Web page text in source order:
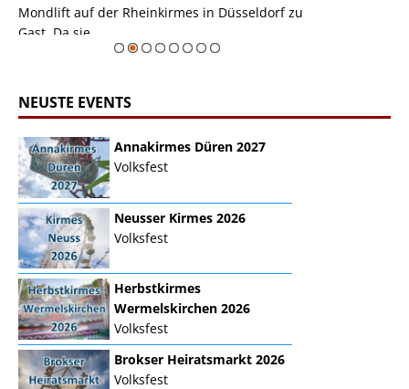
Mondlift auf der Rheinkirmes in Düsseldorf zu
Gast. Da sie ...
NEUSTE EVENTS
Annakirmes Düren 2027
Volksfest
Neusser Kirmes 2026
Volksfest
Herbstkirmes
Wermelskirchen 2026
Volksfest
Brokser Heiratsmarkt 2026
Volksfest